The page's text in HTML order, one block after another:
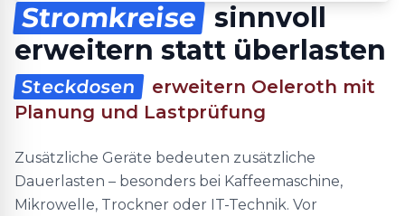
Stromkreise sinnvoll
erweitern statt überlasten
Steckdosen
erweitern Oeleroth mit
Planung und Lastprüfung
Zusätzliche Geräte bedeuten zusätzliche
Dauerlasten – besonders bei Kaffeemaschine,
Mikrowelle, Trockner oder IT-Technik. Vor